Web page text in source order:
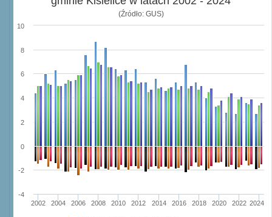
(Źródło: GUS)
2002 2004 2006 2008 2010 2012 2014 2016 2018 2020 2022 2024
-4
-2
0
2
4
6
8
10